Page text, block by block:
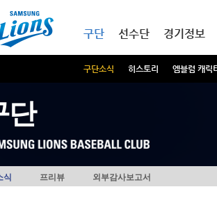
구단
구단소식 히스토리 엠블럼 캐릭
선수단 경기정보
단
식 프리뷰 외부감사보고서